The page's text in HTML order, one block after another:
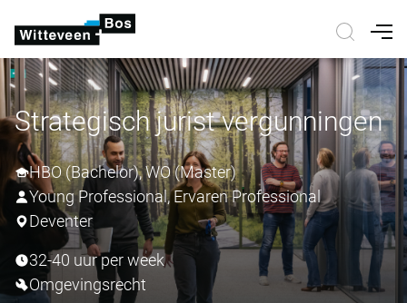
Strategisch jurist vergunningen
HBO (Bachelor), WO (Master)
Young Professional, Ervaren Professional
Deventer
32-40 uur per week
Omgevingsrecht